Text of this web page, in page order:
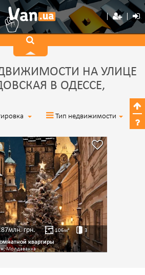
НА УЛИЦЕ
В ОДЕССЕ,
Тип недвижимости
грн. 106м² 3
квартиры
, Молдаванка